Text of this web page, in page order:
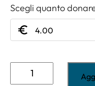
Scegli quanto
fiammifero
portaconfetti